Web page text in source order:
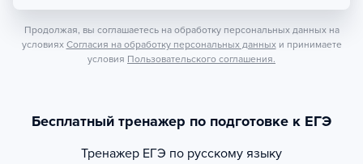
Продолжая, вы соглашаетесь на обработку персональных данных на
условиях Согласия на обработку персональных данных и принимаете
условия Пользовательского соглашения.
Бесплатный тренажер по подготовке к ЕГЭ
Тренажер ЕГЭ по русскому языку